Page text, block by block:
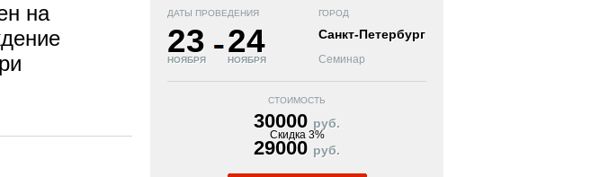
на
ДАТЫ ПРОВЕДЕНИЯ
23
НОЯБРЯ
24
НОЯБРЯ
ГОРОД
Санкт-Петербург
Семинар
СТОИМОСТЬ
30000 руб.
Скидка 3%
29000 руб.